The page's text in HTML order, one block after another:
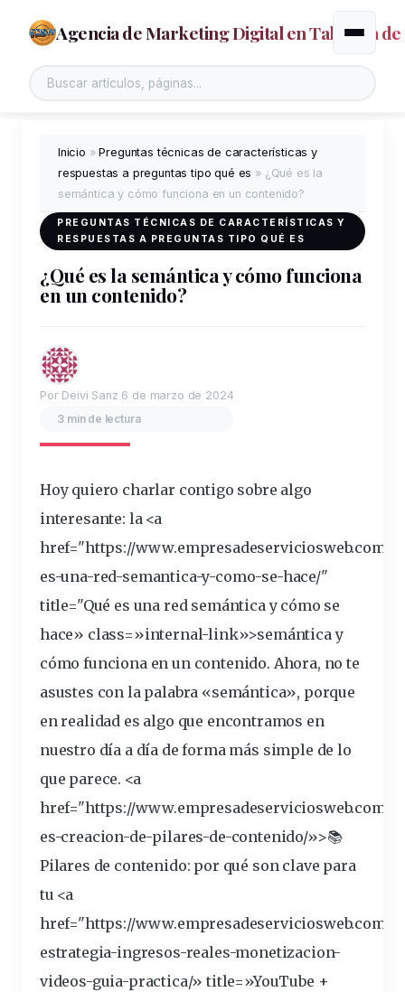
Agencia de Marketing Digital en Talavera de
Alternar
Inicio »Preguntas técnicas de características y
respuestas a preguntas tipo qué es » ¿Qué es la
semántica y cómo funciona en un contenido?
PREGUNTAS TÉCNICAS DE CARACTERÍSTICAS Y
RESPUESTAS A PREGUNTAS TIPO QUÉ ES
¿Qué es la semántica y cómo funciona
en un contenido?
Por Deivi Sanz 6 de marzo de 2024
3 min de lectura
Hoy quiero charlar contigo sobre algo
interesante: la <a
href="https://www.empresadeserviciosweb.com/
es-una-red-semantica-y-como-se-hace/"
title="Qué es una red semánticay cómo se
hace» class=»internal-link»>semántica y
cómo funciona en un contenido. Ahora, no te
asustes con la palabra «semántica», porque
en realidad es algo que encontramos en
nuestro día a día de forma más simple de lo
que parece. <a
href="https://www.empresadeserviciosweb.com/
es-creacion-de-pilares-de-contenido/»>📚
Pilares de contenido: por qué son clave para
tu <a
href="https://www.empresadeserviciosweb.com/
estrategia-ingresos-reales-monetizacion-
videos-guia-practica/» title=»YouTube +